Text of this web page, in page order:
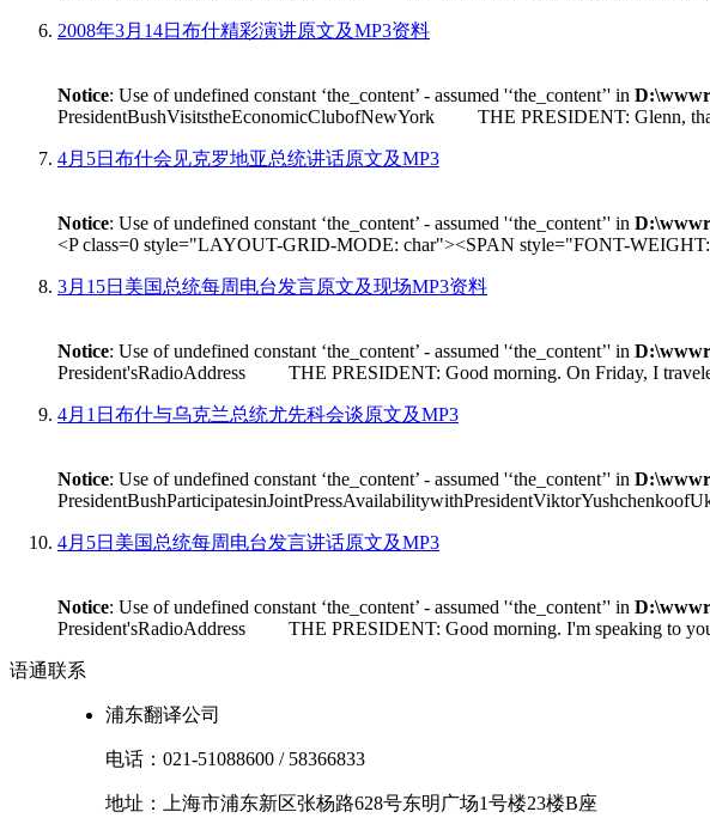
2008年3月14日布什精彩演讲原文及MP3资料
Notice: Use of undefined constant ‘the_content’ - assumed '‘the_content’' in
PresidentBushVisitstheEconomicClubofNewYork THE PRESIDENT: Glenn,
4月5日布什会见克罗地亚总统讲话原文及MP3
Notice: Use of undefined constant ‘the_content’ - assumed '‘the_content’' in
<P class=0 style="LAYOUT-GRID-MODE: char"><SPAN style="FONT-
3月15日美国总统每周电台发言原文及现场MP3资料
Notice: Use of undefined constant ‘the_content’ - assumed '‘the_content’' in
President'sRadioAddress THE PRESIDENT: Good morning. On Friday, I
4月1日布什与乌克兰总统尤先科会谈原文及MP3
Notice: Use of undefined constant ‘the_content’ - assumed '‘the_content’' in
4月5日美国总统每周电台发言讲话原文及MP3
Notice: Use of undefined constant ‘the_content’ - assumed '‘the_content’' in
President'sRadioAddress THE PRESIDENT: Good morning. I'm speaking to you
语通联系
浦东翻译公司
电话： 021-51088600 / 58366833
地址： 上海市浦东新区张杨路628号东明广场1号楼23楼B座